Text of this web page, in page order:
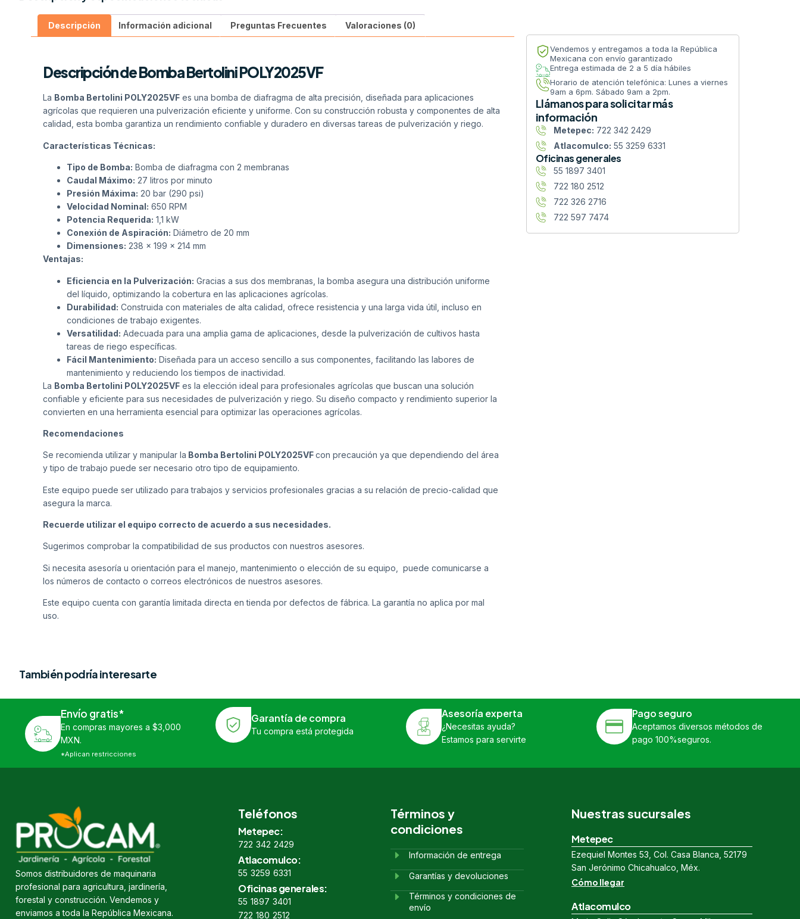
Descripción Información adicional Preguntas Frecuentes Valoraciones (0)
Descripción de Bomba Bertolini POLY2025VF
La Bomba Bertolini POLY2025VF es una bomba de diafragma de alta precisión, diseñada para aplicaciones
agrícolas que requieren una pulverización eficiente y uniforme. Con su construcción robusta y componentes de alta
calidad, esta bomba garantiza un rendimiento confiable y duradero en diversas tareas de pulverización y riego.
Características Técnicas:
Tipo de Bomba: Bomba de diafragma con 2 membranas
Caudal Máximo: 27 litros por minuto
Presión Máxima: 20 bar (290 psi)
Velocidad Nominal: 650 RPM
Potencia Requerida: 1,1 kW
Conexión de Aspiración: Diámetro de 20 mm
Dimensiones: 238 x 199 x 214 mm
Ventajas:
Eficiencia en la Pulverización: Gracias a sus dos membranas, la bomba asegura una distribución uniforme
del líquido, optimizando la cobertura en las aplicaciones agrícolas.
Durabilidad: Construida con materiales de alta calidad, ofrece resistencia y una larga vida útil, incluso en
condiciones de trabajo exigentes.
Versatilidad: Adecuada para una amplia gama de aplicaciones, desde la pulverización de cultivos hasta
tareas de riego específicas.
Fácil Mantenimiento: Diseñada para un acceso sencillo a sus componentes, facilitando las labores de
mantenimiento y reduciendo los tiempos de inactividad.
La Bomba Bertolini POLY2025VF es la elección ideal para profesionales agrícolas que buscan una solución
confiable y eficiente para sus necesidades de pulverización y riego. Su diseño compacto y rendimiento superior la
convierten en una herramienta esencial para optimizar las operaciones agrícolas.
Recomendaciones
Se recomienda utilizar y manipular la Bomba Bertolini POLY2025VFcon precaución ya que dependiendo del área
y tipo de trabajo puede ser necesario otro tipo de equipamiento.
Este equipo puede ser utilizado para trabajos y servicios profesionales gracias a su relación de precio-calidad que
asegura la marca.
Recuerde utilizar el equipo correcto de acuerdo a sus necesidades.
Sugerimos comprobar la compatibilidad de sus productos con nuestros asesores.
Si necesita asesoría u orientación para el manejo, mantenimiento o elección de su equipo, puede comunicarse a
los números de contacto o correos electrónicos de nuestros asesores.
Este equipo cuenta con garantía limitada directa en tienda por defectos de fábrica. La garantía no aplica por mal
uso.
Vendemos y entregamos a toda la República
Mexicana con envío garantizado
Entrega estimada de 2 a 5 día hábiles
Horario de atención telefónica: Lunes a viernes
9am a 6pm. Sábado 9am a 2pm.
Llámanos para solicitar más
información
Metepec: 722 342 2429
Atlacomulco: 55 3259 6331
Oficinas generales
55 1897 3401
722 180 2512
722 326 2716
722 597 7474
También podría interesarte
Envío gratis*
En compras mayores a $3,000
MXN.
*Aplican restricciones
Garantía de compra
Tu compra está protegida
Asesoría experta
¿Necesitas ayuda?
Estamos para servirte
Pago seguro
Aceptamos diversos métodos de
pago 100%seguros.
Somos distribuidores de maquinaria
profesional para agricultura, jardinería,
forestal y construcción. Vendemos y
enviamos a toda la República Mexicana.
Teléfonos
Metepec:
722 342 2429
Atlacomulco:
55 3259 6331
Oficinas generales:
55 1897 3401
722 180 2512
Términos y
condiciones
Información de entrega
Garantías y devoluciones
Términos y condiciones de
envío
Nuestras sucursales
Metepec
Ezequiel Montes 53, Col. Casa Blanca, 52179
San Jerónimo Chicahualco, Méx.
Cómo llegar
Atlacomulco